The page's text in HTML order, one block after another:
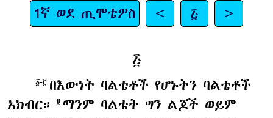
1ኛ ወደ ጢሞቴዎስ < ፭ >
፭
፩-፫ በእውነት ባልቴቶች የሆኑትን ባልቴቶች
አክብር።
፬ ማንም ባልቴት ግን ልጆች ወይም